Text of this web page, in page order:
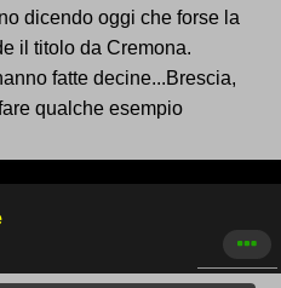
dicendo oggi che forse la
il titolo da Cremona.
fatte decine...Brescia,
qualche esempio